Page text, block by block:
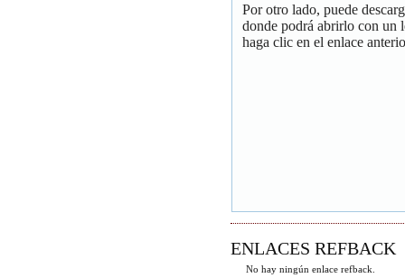
Por otro lado, puede
donde podrá abrirlo con un
haga clic en el enlace
ENLACES REFBACK
No hay ningún enlace refback.